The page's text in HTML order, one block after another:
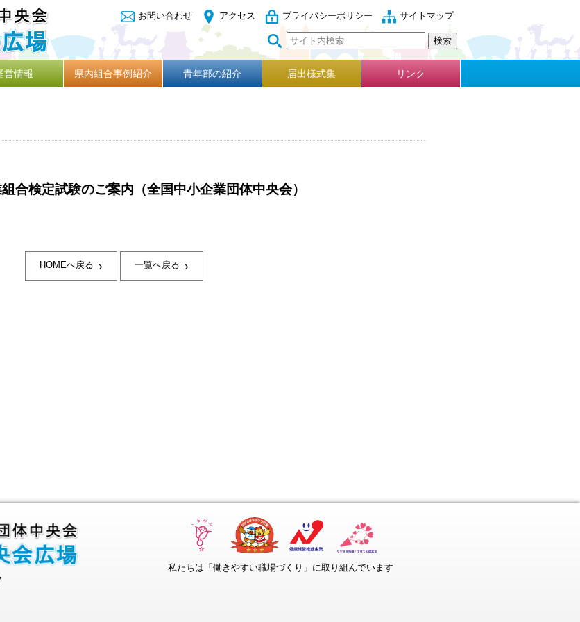
お問い合わせ アクセス プライバシーポリシー サイトマップ
営情報 県内組合事例紹介 青年部の紹介 届出様式集 リンク
合検定試験のご案内（全国中小企業団体中央会）
HOMEへ戻る › 一覧へ戻る ›
私たちは「働きやすい職場づくり」に取り組んでいます